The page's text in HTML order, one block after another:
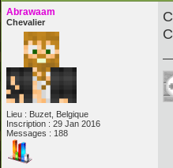
Abrawaam
Chevalier
Lieu : Buzet, Belgique
Inscription : 29 Jan 2016
Messages : 188